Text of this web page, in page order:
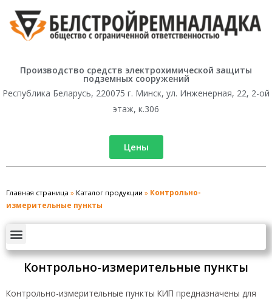
Производство средств электрохимической защиты
подземных сооружений
Республика Беларусь, 220075 г. Минск, ул. Инженерная, 22, 2-ой
этаж, к.306
Цены
Главная страница » Каталог продукции » Контрольно-
измерительные пункты
Контрольно-измерительные пункты
Контрольно-измерительные пункты КИП предназначены для